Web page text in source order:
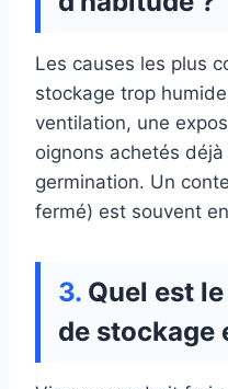
Les causes les plus
stockage trop
ventilation, une
oignons achetés
germination. Un
fermé) est souvent
Quel est
de stockage